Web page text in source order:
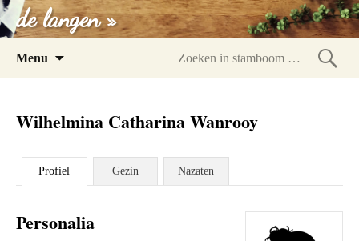
de langen »
Menu
Wilhelmina Catharina Wanrooy
Profiel Gezin Nazaten
Personalia